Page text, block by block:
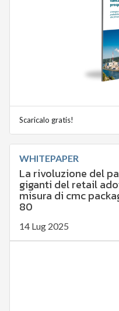
Scaricalo gratis!
WHITEPAPER
La rivoluzione del
giganti del retail
misura di cmc
80
14 Lug 2025